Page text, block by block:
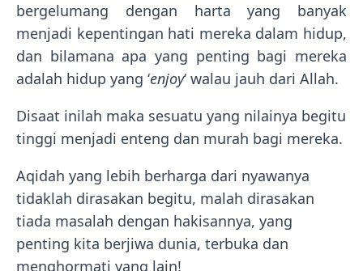
bergelumang dengan harta yang banyak
menjadi kepentingan hati mereka dalam hidup,
dan bilamana apa yang penting bagi mereka
adalah hidup yang ‘enjoy‘ walau jauh dari Allah.
Disaat inilah maka sesuatu yang nilainya begitu
tinggi menjadi enteng dan murah bagi mereka.
Aqidah yang lebih berharga dari nyawanya
tidaklah dirasakan begitu, malah dirasakan
tiada masalah dengan hakisannya, yang
penting kita berjiwa dunia, terbuka dan
menghormati yang lain!